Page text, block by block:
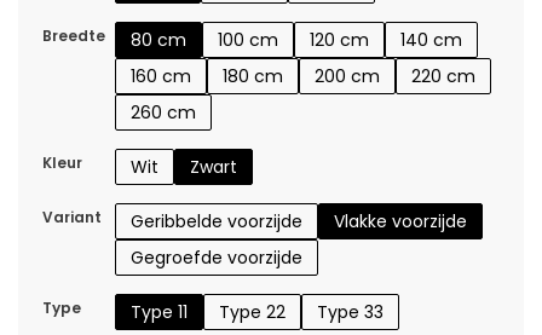
Breedte 80 cm 100 cm 120 cm
140 cm
160 cm
180 cm 200 cm
220 cm
260 cm
Kleur Wit Zwart
Variant Geribbelde voorzijde
Vlakke voorzijde
Gegroefde voorzijde
Type Type 11 Type 22 Type 33